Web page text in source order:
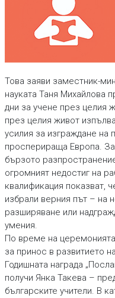
Това заяви заместник-
науката Таня Михайлова
дни за учене през целия
през целия живот
усилия за изграждане на
просперираща Европа.
бързото
огромният недостиг на
квалификация показват,
избрали верния път – на
разширяване или
умения.
По време на
за принос в развитието
Годишната награда
получи Янка Такева –
българските учители. В